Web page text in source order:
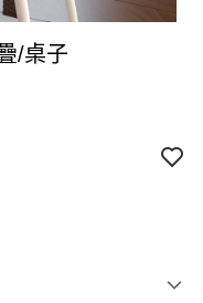
/桌子